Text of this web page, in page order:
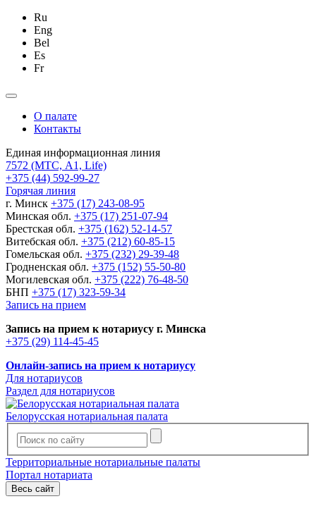
Ru
Eng
Bel
Es
Fr
О палате
Контакты
Единая информационная линия
7572 (МТС, A1, Life)
+375 (44) 592-99-27
Горячая линия
г. Минск +375 (17) 243-08-95
Минская обл. +375 (17) 251-07-94
Брестская обл. +375 (162) 52-14-57
Витебская обл. +375 (212) 60-85-15
Гомельская обл. +375 (232) 29-39-48
Гродненская обл. +375 (152) 55-50-80
Могилевская обл. +375 (222) 76-48-50
БНП +375 (17) 323-59-34
Запись на прием
Запись на прием к нотариусу г. Минска
+375 (29) 114-45-45
Онлайн-запись на прием к нотариусу
Для нотариусов
Раздел для нотариусов
Белорусская нотариальная палата
Территориальные нотариальные палаты
Портал нотариата
Весь сайт